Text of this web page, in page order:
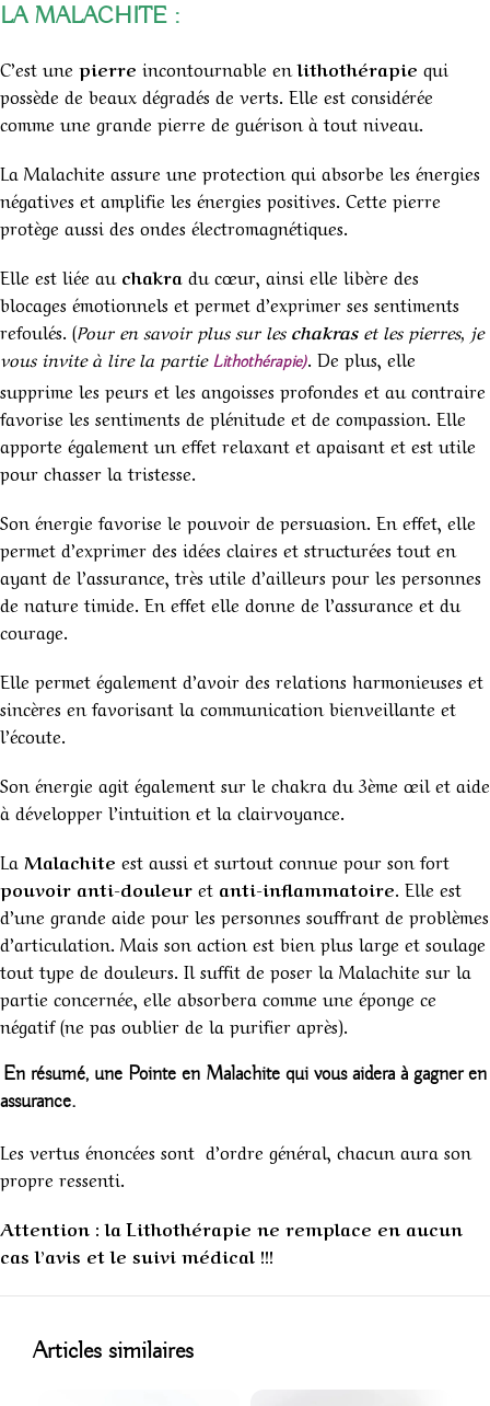
LA MALACHITE :
C’est une pierre incontournable enlithothérapie qui
possède de beaux dégradés de verts. Elle est considérée
comme une grande pierre de guérison à tout niveau.
La Malachite assure une protection qui absorbe les énergies
négatives et amplifie les énergies positives. Cette pierre
protège aussi des ondes électromagnétiques.
Elle est liée au chakra du cœur, ainsi elle libère des
blocages émotionnels et permet d’exprimer ses sentiments
refoulés. (Pour en savoir plus sur les chakras et les pierres, je
vous invite à lire la partie Lithothérapie). De plus, elle
supprime les peurs et les angoisses profondes et au contraire
favorise les sentiments de plénitude et de compassion. Elle
apporte également un effet relaxant et apaisant et est utile
pour chasser la tristesse.
Son énergie favorise le pouvoir de persuasion. En effet, elle
permet d’exprimer des idées claires et structurées tout en
ayant de l’assurance, très utile d’ailleurs pour les personnes
de nature timide. En effet elle donne de l’assurance et du
courage.
Elle permet également d’avoir des relations harmonieuses et
sincères en favorisant la communication bienveillante et
l’écoute.
Son énergie agit également sur le chakra du 3ème œil et aide
à développer l’intuition et la clairvoyance.
La Malachite est aussi et surtout connue pour son fort
pouvoir anti-douleur et anti-inflammatoire. Elle est
d’une grande aide pour les personnes souffrant de problèmes
d’articulation. Mais son action est bien plus large et soulage
tout type de douleurs. Il suffit de poser la Malachite sur la
partie concernée, elle absorbera comme une éponge ce
négatif (ne pas oublier de la purifier après).
En résumé, une Pointe en Malachite qui vous aidera à gagner en
assurance.
Les vertus énoncées sont d’ordre général, chacun aura son
propre ressenti.
Attention : la Lithothérapie ne remplace en aucun
cas l’avis et le suivi médical !!!
Articles similaires